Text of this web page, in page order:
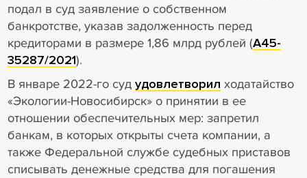
подал в суд заявление о собственном
банкротстве, указав задолженность перед
кредиторами в размере 1,86 млрд рублей (А45-
35287/2021).
В январе 2022-го суд удовлетворил ходатайство
«Экологии-Новосибирск» о принятии в ее
отношении обеспечительных мер: запретил
банкам, в которых открыты счета компании, а
также Федеральной службе судебных приставов
списывать денежные средства для погашения